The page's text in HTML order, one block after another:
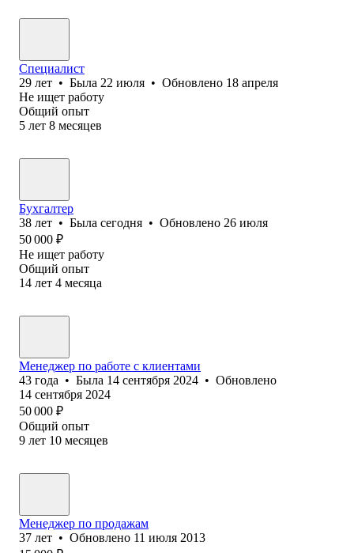
Специалист
29 лет • Была 22 июля • Обновлено 18 апреля
Не ищет работу
Общий опыт
5 лет 8 месяцев
Бухгалтер
38 лет • Была сегодня • Обновлено 26 июля
50 000 ₽
Не ищет работу
Общий опыт
14 лет 4 месяца
Менеджер по работе с клиентами
43 года • Была 14 сентября 2024 • Обновлено
14 сентября 2024
50 000 ₽
Общий опыт
9 лет 10 месяцев
Менеджер по продажам
37 лет • Обновлено 11 июля 2013